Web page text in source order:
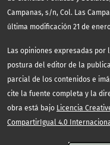
Campanas, s/n, Col. Las
última modificación 21 de
Las opiniones expresadas
postura del editor de la
parcial de los contenidos e
cite la fuente completa y la
obra está bajo Licencia
CompartirIgual 4.0